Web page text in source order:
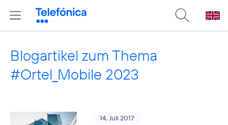
Blogartikel zum Thema
#Ortel_Mobile 2023
14. Juli 2017